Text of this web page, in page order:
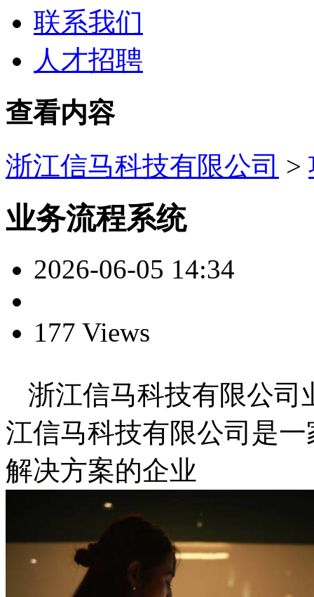
联系我们
人才招聘
查看内容
浙江信马科技有限公司 >
业务流程系统
2026-06-05 14:34
177 Views
浙江信马科技有限公司
江信马科技有限公司是
解决方案的企业